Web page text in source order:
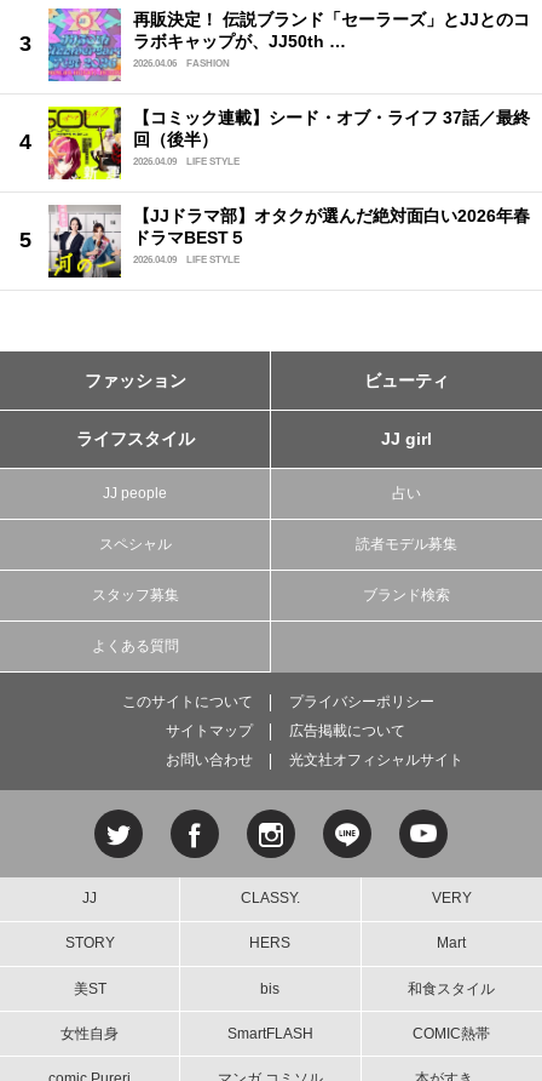
再販決定！ 伝説ブランド「セーラーズ」とJJとのコ
ラボキャップが、JJ50th …
2026.04.06 FASHION
【コミック連載】シード・オブ・ライフ 37話／最終
回（後半）
2026.04.09 LIFE STYLE
【JJドラマ部】オタクが選んだ絶対面白い2026年春
ドラマBEST５
2026.04.09 LIFE STYLE
ファッション ビューティ
ライフスタイル JJ girl
JJ people 占い
スペシャル 読者モデル募集
スタッフ募集 ブランド検索
よくある質問
このサイトについて
プライバシーポリシー
サイトマップ
広告掲載について
お問い合わせ
光文社オフィシャルサイト
JJ CLASSY. VERY
STORY HERS Mart
美ST bis 和食スタイル
女性自身 SmartFLASH COMIC熱帯